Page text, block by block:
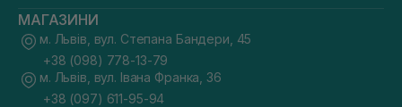
МАГАЗИНИ
м. Львів, вул. Степана Бандери, 45
+38 (098) 778-13-79
м. Львів, вул. Івана Франка, 36
+38 (097) 611-95-94